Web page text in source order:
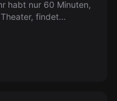
habt nur 60 Minuten,
findet